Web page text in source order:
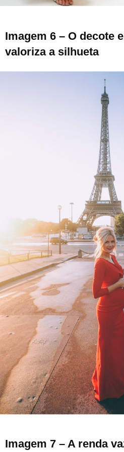
Imagem 6 – O decote
valoriza a silhueta
Imagem 7 – A renda